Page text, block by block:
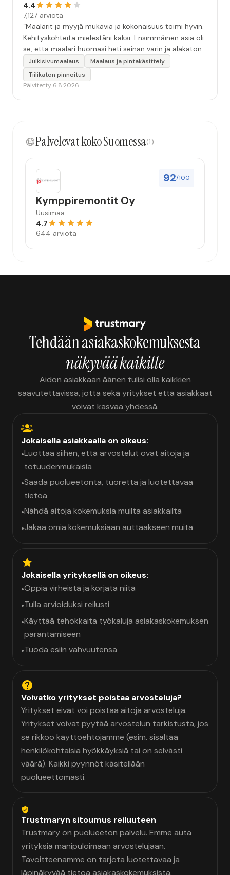
4.4
7,127 arviota
“Maalarit ja myyjä mukavia ja kokonaisuus toimi hyvin.
Kehityskohteita mielestäni kaksi. Ensimmäinen asia oli
se, että maalari huomasi heti seinän värin ja alakaton
värin erot mitä en huomannut. Hyvä toki että siinä
kohtaa huomattu mutta toki optimaalisessa
tilanteessa myyjä olisi jo kiinnittänyt tähän huomiota.
mahdollisuus että palveluita käytän”
Julkisivumaalaus
Maalaus ja pintakäsittely
Tiilikaton pinnoitus
Päivitetty 6.8.2026
Palvelevat koko Suomessa(1)
92/100
Kymppiremontit Oy
Uusimaa
4.7
644 arviota
Tehdään asiakaskokemuksesta
näkyvää kaikille
Aidon asiakkaan äänen tulisi olla kaikkien
saavutettavissa, jotta sekä yritykset että asiakkaat
voivat kasvaa yhdessä.
Jokaisella asiakkaalla on oikeus:
•Luottaa siihen, että arvostelut ovat aitoja ja
totuudenmukaisia
•Saada puolueetonta, tuoretta ja luotettavaa
tietoa
•Nähdä aitoja kokemuksia muilta asiakkailta
•Jakaa omia kokemuksiaan auttaakseen muita
Jokaisella yrityksellä on oikeus:
•Oppia virheistä ja korjata niitä
•Tulla arvioiduksi reilusti
•Käyttää tehokkaita työkaluja asiakaskokemuksen
parantamiseen
•Tuoda esiin vahvuutensa
Voivatko yritykset poistaa arvosteluja?
Yritykset eivät voi poistaa aitoja arvosteluja.
Yritykset voivat pyytää arvostelun tarkistusta, jos
se rikkoo käyttöehtojamme (esim. sisältää
henkilökohtaisia hyökkäyksiä tai on selvästi
väärä). Kaikki pyynnöt käsitellään
puolueettomasti.
Trustmaryn sitoumus reiluuteen
Trustmary on puolueeton palvelu. Emme auta
yrityksiä manipuloimaan arvostelujaan.
Tavoitteenamme on tarjota luotettavaa ja
läpinäkyvää tietoa asiakaskokemuksista.